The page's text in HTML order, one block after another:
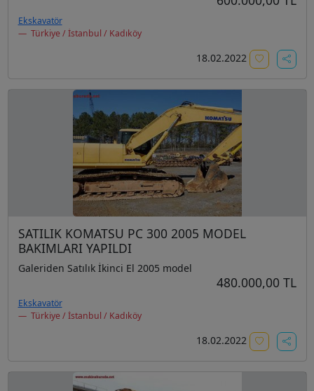
Ekskavatör
Türkiye / İstanbul / Kadıköy
18.02.2022
SATILIK KOMATSU PC 300 2005 MODEL
BAKIMLARI YAPILDI
Galeriden Satılık İkinci El 2005 model
480.000,00 TL
Ekskavatör
Türkiye / İstanbul / Kadıköy
18.02.2022